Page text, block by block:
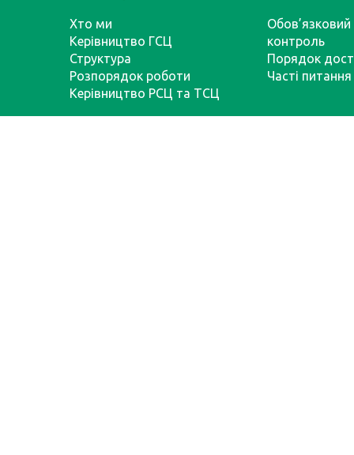
Хто ми
Керівництво ГСЦ
Структура
Розпорядок роботи
Керівництво РСЦ та ТСЦ
Обов’язковий
контроль
Порядок
Часті питання